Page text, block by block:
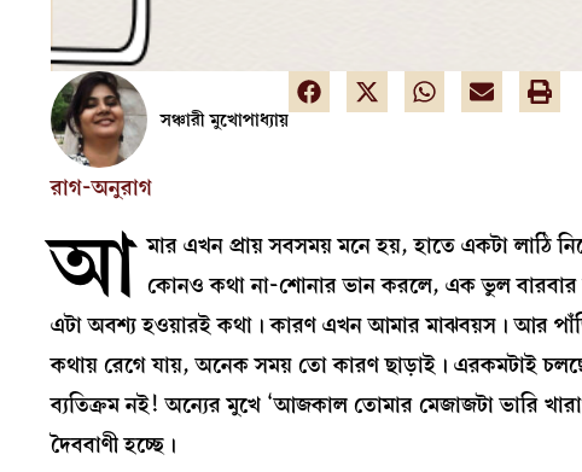
সঞ্চারী মুখোপাধ্যায়
রাগ-অনুরাগ
আ মার এখন প্রায় সবসময় মনে হয়, হাতে একটা
কোনও কথা না-শোনার ভান করলে, এক ভুল বারবার
এটা অবশ্য হওয়ারই কথা। কারণ এখন আমার মাঝবয়স। আর
কথায় রেগে যায়, অনেক সময় তো কারণ ছাড়াই। এরকমটাই
ব্যতিক্রম নই! অন্যের মুখে ‘আজকাল তোমার মেজাজটা ভারি
দৈববাণী হচ্ছে।